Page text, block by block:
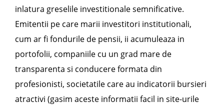
inlatura greselile investitionale semnificative.
Emitentii pe care marii investitori institutionali,
cum ar fi fondurile de pensii, ii acumuleaza in
portofolii, companiile cu un grad mare de
transparenta si conducere formata din
profesionisti, societatile care au indicatorii bursieri
atractivi (gasim aceste informatii facil in site-urile